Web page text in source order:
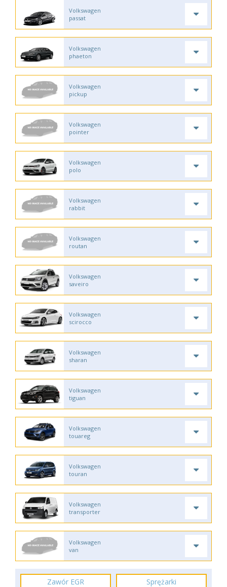
Volkswagen
passat
Volkswagen
phaeton
Volkswagen
pickup
Volkswagen
pointer
Volkswagen
polo
Volkswagen
rabbit
Volkswagen
routan
Volkswagen
saveiro
Volkswagen
scirocco
Volkswagen
sharan
Volkswagen
tiguan
Volkswagen
touareg
Volkswagen
touran
Volkswagen
transporter
Volkswagen
van
Zawór EGR Sprężarki